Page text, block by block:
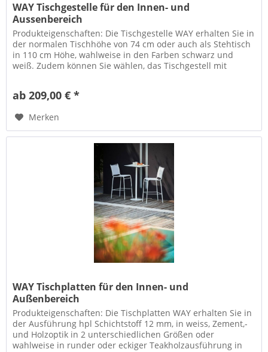
WAY Tischgestelle für den Innen- und
Aussenbereich
Produkteigenschaften: Die Tischgestelle WAY erhalten Sie in
der normalen Tischhöhe von 74 cm oder auch als Stehtisch
in 110 cm Höhe, wahlweise in den Farben schwarz und
weiß. Zudem können Sie wählen, das Tischgestell mit
ab 209,00 € *
Merken
WAY Tischplatten für den Innen- und
Außenbereich
Produkteigenschaften: Die Tischplatten WAY erhalten Sie in
der Ausführung hpl Schichtstoff 12 mm, in weiss, Zement,-
und Holzoptik in 2 unterschiedlichen Größen oder
wahlweise in runder oder eckiger Teakholzausführung in